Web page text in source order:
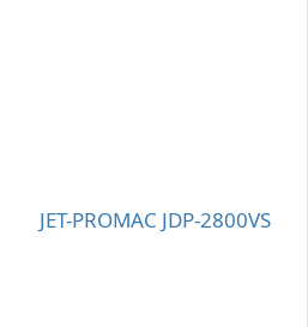
JET-PROMAC JDP-2800VS